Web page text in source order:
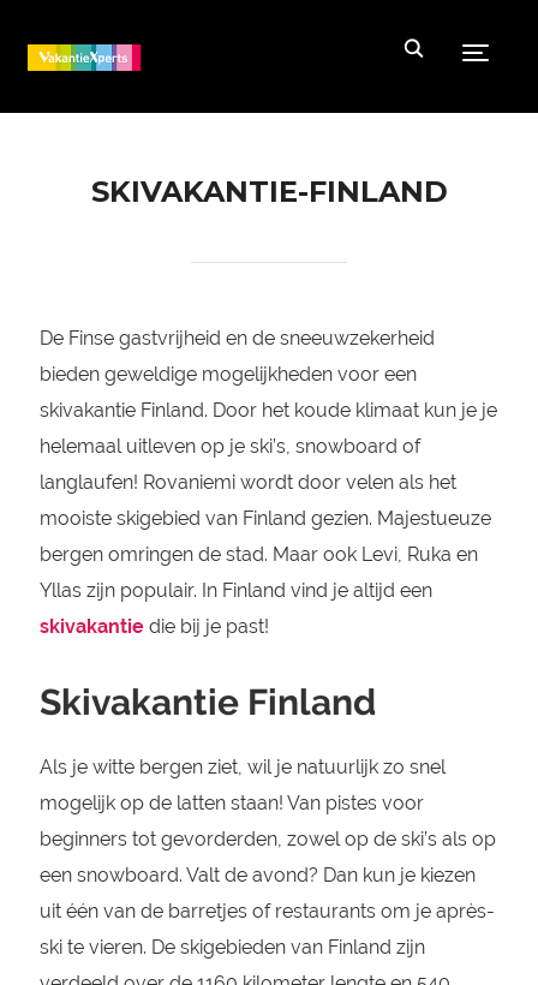
SKIVAKANTIE-FINLAND
De Finse gastvrijheid en de sneeuwzekerheid
bieden geweldige mogelijkheden voor een
skivakantie Finland. Door het koude klimaat kun je je
helemaal uitleven op je ski’s, snowboard of
langlaufen! Rovaniemi wordt door velen als het
mooiste skigebied van Finland gezien. Majestueuze
bergen omringen de stad. Maar ook Levi, Ruka en
Yllas zijn populair. In Finland vind je altijd een
skivakantiedie bij je past!
Skivakantie Finland
Als je witte bergen ziet, wil je natuurlijk zo snel
mogelijk op de latten staan! Van pistes voor
beginners tot gevorderden, zowel op de ski’s als op
een snowboard. Valt de avond? Dan kun je kiezen
uit één van de barretjes of restaurants om je après-
ski te vieren. De skigebieden van Finland zijn